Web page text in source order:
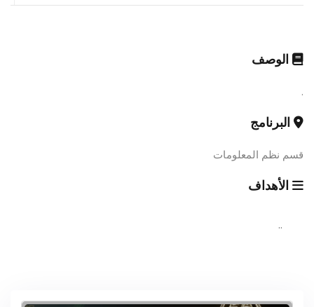
الوصف
.
البرنامج
قسم نظم المعلومات
الأهداف
..